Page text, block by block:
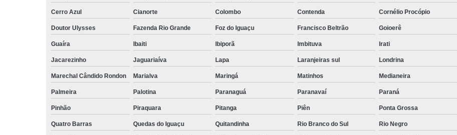
Cerro Azul Cianorte Colombo Contenda Cornélio Procópio
Doutor Ulysses Fazenda Rio Grande Foz do Iguaçu Francisco Beltrão Goioerê
Guaíra Ibaiti Ibiporã Imbituva Irati
Jacarezinho Jaguariaíva Lapa Laranjeiras sul Londrina
Marechal Cândido Rondon Marialva Maringá Matinhos Medianeira
Palmeira Palotina Paranaguá Paranavaí Paraná
Pinhão Piraquara Pitanga Piên Ponta Grossa
Quatro Barras Quedas do Iguaçu Quitandinha Rio Branco do Sul Rio Negro